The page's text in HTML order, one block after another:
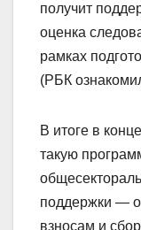
получит
оценка
рамках
(РБК
В итоге в
такую
поддержки —
взносам и